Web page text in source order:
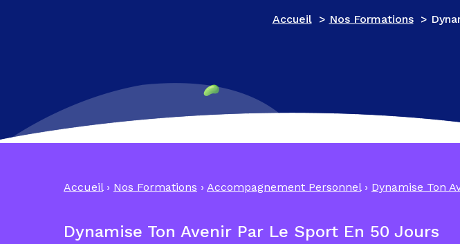
Accueil> Nos Formations>
Accueil › Nos Formations › Accompagnement Personnel › Dynamise Ton
Dynamise Ton Avenir Par Le Sport En 50 Jours